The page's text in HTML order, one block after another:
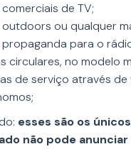
comerciais de TV;
outdoors ou qualquer
propaganda para o
circulares, no modelo
de serviço através de
esses são os
não pode